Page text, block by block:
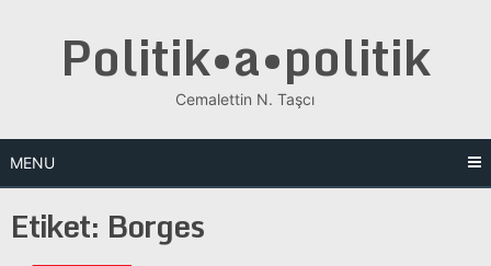
Politik•a•politik
Cemalettin N. Taşcı
MENU
Etiket: Borges